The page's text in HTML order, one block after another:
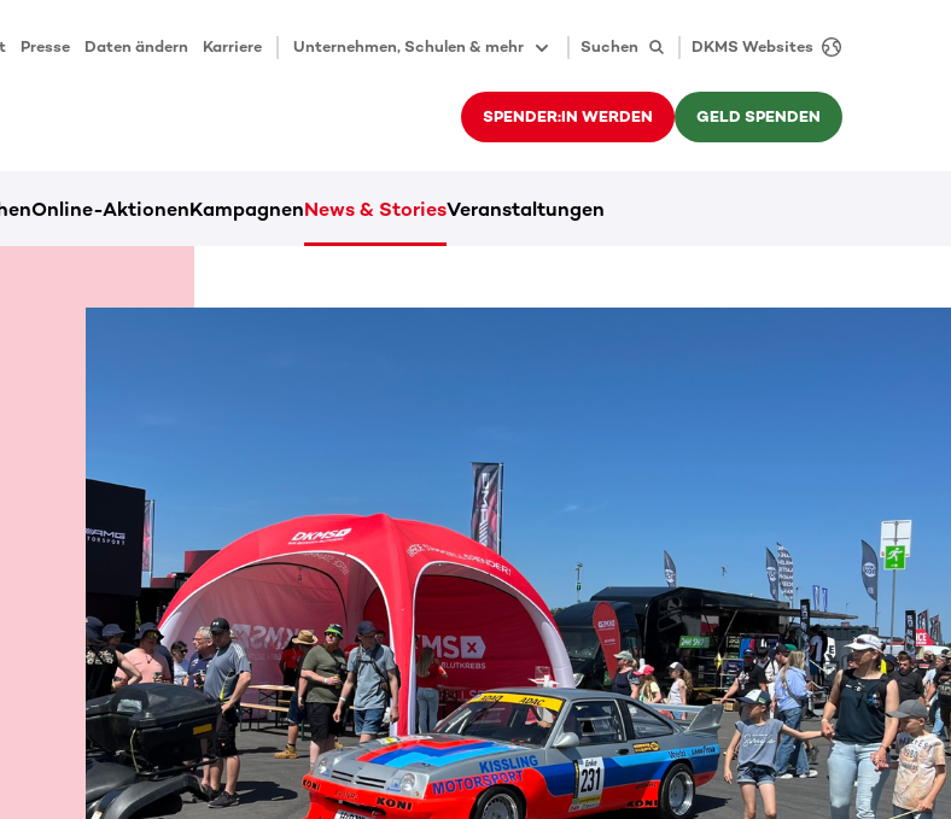
Presse Daten ändern Karriere Unternehmen, Schulen & mehr Suchen DKMS Websites
SPENDER:IN WERDEN GELD SPENDEN
Online-AktionenKampagnenNews & StoriesVeranstaltungen